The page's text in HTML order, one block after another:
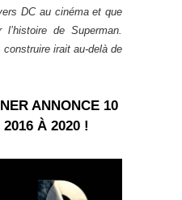
DC au cinéma et que
de Superman.
construire irait au-delà de
ANNONCE 10
À 2020 !